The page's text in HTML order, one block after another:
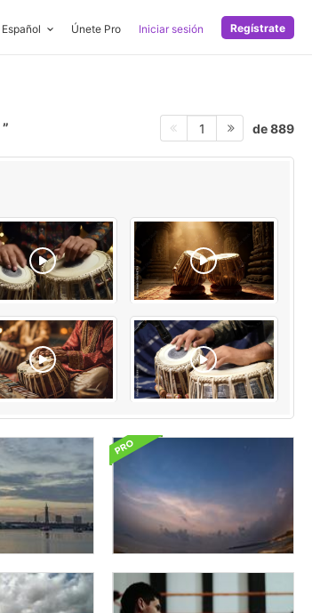
Español Únete Pro Iniciar sesión Regístrate
1 de 889